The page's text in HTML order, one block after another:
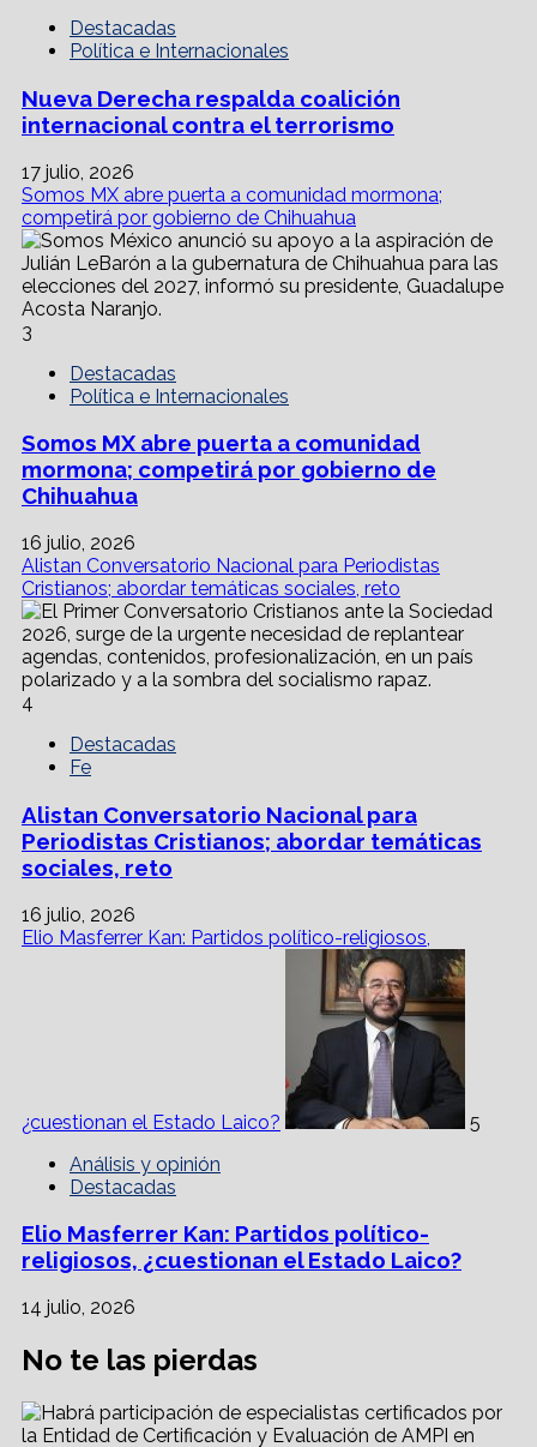
Destacadas
Política e Internacionales
Nueva Derecha respalda coalición
internacional contra el terrorismo
17 julio, 2026
Somos MX abre puerta a comunidad mormona;
competirá por gobierno de Chihuahua
3
Destacadas
Política e Internacionales
Somos MX abre puerta a comunidad
mormona; competirá por gobierno de
Chihuahua
16 julio, 2026
Alistan Conversatorio Nacional para Periodistas
Cristianos; abordar temáticas sociales, reto
4
Destacadas
Fe
Alistan Conversatorio Nacional para
Periodistas Cristianos; abordar temáticas
sociales, reto
16 julio, 2026
Elio Masferrer Kan: Partidos político-religiosos,
¿cuestionan el Estado Laico?
5
Análisis y opinión
Destacadas
Elio Masferrer Kan: Partidos político-
religiosos, ¿cuestionan el Estado Laico?
14 julio, 2026
No te las pierdas